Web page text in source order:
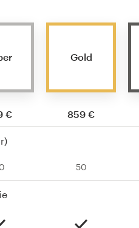
€
Gold
859 €
50